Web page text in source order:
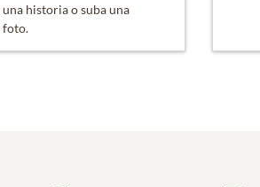
una historia o suba una
foto.